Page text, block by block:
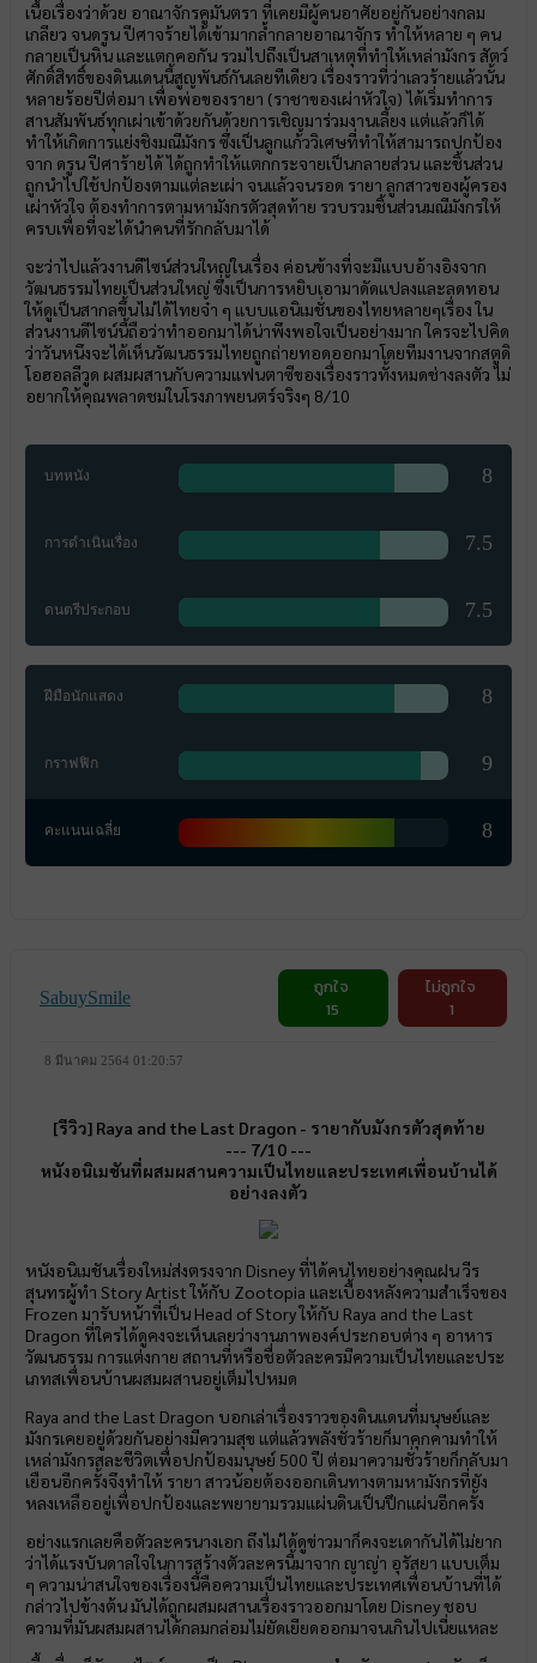
เนื้อเรื่องว่าด้วย อาณาจักรคูมันตรา ที่เคยมีผู้คนอาศัยอยู่กันอย่างกลม
เกลียว จนดรูน ปีศาจร้ายได้เข้ามากล้ำกลายอาณาจักร ทำให้หลาย ๆ คน
กลายเป็นหิน และแตกคอกัน รวมไปถึงเป็นสาเหตุที่ทำให้เหล่ามังกร สัตว์
ศักดิ์สิทธิ์ของดินแดนนี้สูญพันธ์กันเลยทีเดียว เรื่องราวที่ว่าเลวร้ายแล้วนั้น
หลายร้อยปีต่อมา เพื่อพ่อของรายา (ราชาของเผ่าหัวใจ) ได้เริ่มทำการ
สานสัมพันธ์ทุกเผ่าเข้าด้วยกันด้วยการเชิญมาร่วมงานเลี้ยง แต่แล้วก็ได้
ทำให้เกิดการแย่งชิงมณีมังกร ซึ่งเป็นลูกแก้ววิเศษที่ทำให้สามารถปกป้อง
จาก ดรูน ปีศาร้ายได้ ได้ถูกทำให้แตกกระจายเป็นกลายส่วน และชิ้นส่วน
ถูกนำไปใช้ปกป้องตามแต่ละเผ่า จนแล้วจนรอด รายา ลูกสาวของผู้ครอง
เผ่าหัวใจ ต้องทำการตามหามังกรตัวสุดท้าย รวบรวมชิ้นส่วนมณีมังกรให้
ครบเพื่อที่จะได้นำคนที่รักกลับมาได้
จะว่าไปแล้วงานดีไซน์ส่วนใหญ่ในเรื่อง ค่อนข้างที่จะมีแบบอ้างอิงจาก
วัฒนธรรมไทยเป็นส่วนใหญ่ ซึ่งเป็นการหยิบเอามาดัดแปลงและลดทอน
ให้ดูเป็นสากลขึ้นไม่ได้ไทยจ๋า ๆ แบบแอนิเมชั่นของไทยหลายๆเรื่อง ใน
ส่วนงานดีไซน์นี้ถือว่าทำออกมาได้น่าพึงพอใจเป็นอย่างมาก ใครจะไปคิด
ว่าวันหนึงจะได้เห็นวัฒนธรรมไทยถูกถ่ายทอดออกมาโดยทีมงานจากสตูดิ
โอฮอลลีวูด ผสมผสานกับความแฟนตาซีของเรื่องราวทั้งหมดช่างลงตัว ไม่
อยากให้คุณพลาดชมในโรงภาพยนตร์จริงๆ 8/10
บทหนัง 8
การดำเนินเรื่อง 7.5
ดนตรีประกอบ 7.5
ฝีมือนักแสดง 8
กราฟฟิก 9
คะแนนเฉลี่ย 8
SabuySmile
ถูกใจ
15
ไม่ถูกใจ
1
8 มีนาคม 2564 01:20:57
[รีวิว] Raya and the Last Dragon - รายากับมังกรตัวสุดท้าย
--- 7/10 ---
หนังอนิเมชันที่ผสมผสานความเป็นไทยและประเทศเพื่อนบ้านได้
อย่างลงตัว
หนังอนิเมชันเรื่องใหม่ส่งตรงจาก Disney ที่ได้คนไทยอย่างคุณฝน วีร
สุนทรผู้ทำ Story Artist ให้กับ Zootopia และเบื้องหลังความสำเร็จของ
Frozen มารับหน้าที่เป็น Head of Story ให้กับ Raya and the Last
Dragon ที่ใครได้ดูคงจะเห็นเลยว่างานภาพองค์ประกอบต่าง ๆ อาหาร
วัฒนธรรม การแต่งกาย สถานที่หรือชื่อตัวละครมีความเป็นไทยและประ
เภทสเพื่อนบ้านผสมผสานอยู่เต็มไปหมด
Raya and the Last Dragon บอกเล่าเรื่องราวของดินแดนที่มนุษย์และ
มังกรเคยอยู่ด้วยกันอย่างมีความสุข แต่แล้วพลังชั่วร้ายก็มาคุกคามทำให้
เหล่ามังกรสละชีวิตเพื่อปกป้องมนุษย์ 500 ปี ต่อมาความชั่วร้ายก็กลับมา
เยือนอีกครั้งจึงทำให้ รายา สาวน้อยต้องออกเดินทางตามหามังกรที่ยัง
หลงเหลืออยู่เพื่อปกป้องและพยายามรวมแผ่นดินเป็นปึกแผ่นอีกครั้ง
อย่างแรกเลยคือตัวละครนางเอก ถึงไม่ได้ดูข่าวมาก็คงจะเดากันได้ไม่ยาก
ว่าได้แรงบันดาลใจในการสร้างตัวละครนี้มาจาก ญาญ่า อุรัสยา แบบเต็ม
ๆ ความน่าสนใจของเรื่องนี้คือความเป็นไทยและประเทศเพื่อนบ้านที่ได้
กล่าวไปข้างต้น มันได้ถูกผสมผสานเรื่องราวออกมาโดย Disney ชอบ
ความที่มันผสมผสานได้กลมกล่อมไม่ยัดเยียดออกมาจนเกินไปเนี่ยแหละ